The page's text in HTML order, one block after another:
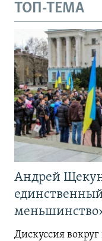
ТОП-ТЕМА
Андрей
Дискуссия